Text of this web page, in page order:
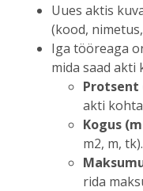
Uues aktis
(kood,
Iga tööreaga
mida saad akti
Protsent
akti
Kogus
m2, m, tk).
rida